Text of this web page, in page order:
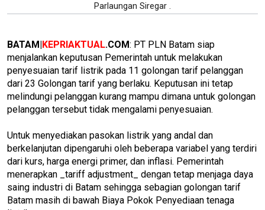
Parlaungan Siregar .
BATAM|KEPRIAKTUAL.COM: PT PLN Batam siap
menjalankan keputusan Pemerintah untuk melakukan
penyesuaian tarif listrik pada 11 golongan tarif pelanggan
dari 23 Golongan tarif yang berlaku. Keputusan ini tetap
melindungi pelanggan kurang mampu dimana untuk golongan
pelanggan tersebut tidak mengalami penyesuaian.
Untuk menyediakan pasokan listrik yang andal dan
berkelanjutan dipengaruhi oleh beberapa variabel yang terdiri
dari kurs, harga energi primer, dan inflasi. Pemerintah
menerapkan _tariff adjustment_ dengan tetap menjaga daya
saing industri di Batam sehingga sebagian golongan tarif
Batam masih di bawah Biaya Pokok Penyediaan tenaga